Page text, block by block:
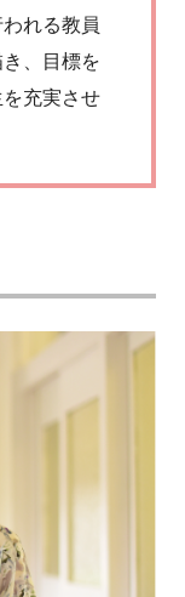
れる教員
、目標を
充実させ